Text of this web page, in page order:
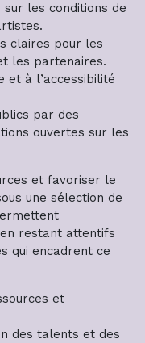
les conditions de
claires pour les
les partenaires.
et à l’accessibilité
par des
ouvertes sur les
et favoriser le
une sélection de
restant attentifs
qui encadrent ce
et
des talents et des